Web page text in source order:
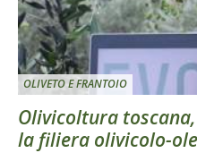
OLIVETO E FRANTOIO
Olivicoltura
la filiera olivicolo-